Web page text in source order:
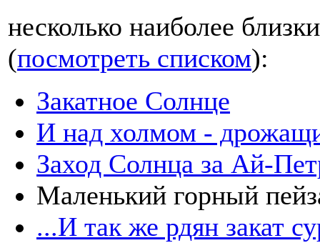
несколько наиболее
(посмотреть списком):
Закатное Солнце
И над холмом -
Заход Солнца за Ай-
Маленький горный
...И так же рдян закат